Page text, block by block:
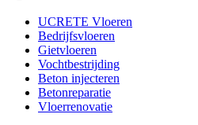
UCRETE Vloeren
Bedrijfsvloeren
Gietvloeren
Vochtbestrijding
Beton injecteren
Betonreparatie
Vloerrenovatie